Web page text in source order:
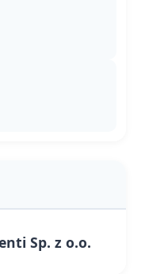
Sp. z o.o.